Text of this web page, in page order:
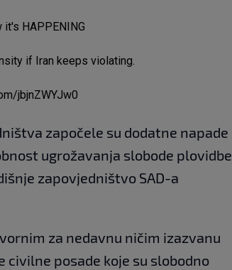
HAPPENING
if Iran keeps violating.
jbjnZWYJw0
započele su dodatne napade
ugrožavanja slobode plovidbe
zapovjedništvo SAD-a
za nedavnu ničim izazvanu
civilne posade koje su slobodno